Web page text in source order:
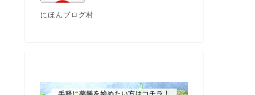
にほんブログ村